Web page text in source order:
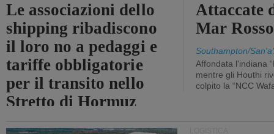
Le associazioni dello
shipping ribadiscono
il loro no a pedaggi e
tariffe obbligatorie
per il transito nello
Stretto di Hormuz
Attaccate
Mar Rosso
Southampton/
Affondata l'indiana
mentre gli Houthi
colpito la “NCC